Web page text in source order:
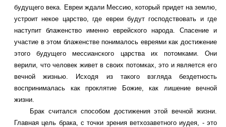
будущего века. Евреи ждали Мессию, который придет на землю,
устроит некое царство, где евреи будут господствовать и где
наступит блаженство именно еврейского народа. Спасение и
участие в этом блаженстве понималось евреями как достижение
этого будущего мессианского царства их потомками. Они
верили, что человек живет в своих потомках, это и является его
вечной жизнью. Исходя из такого взгляда бездетность
воспринималась как проклятие Божие, как лишение вечной
жизни.
Брак считался способом достижения этой вечной жизни.
Главная цель брака, с точки зрения ветхозаветного иудея, - это